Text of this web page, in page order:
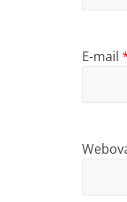
E-mail